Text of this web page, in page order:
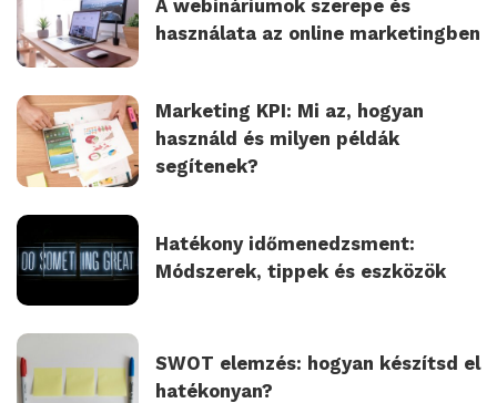
A webináriumok szerepe és
használata az online marketingben
Marketing KPI: Mi az, hogyan
használd és milyen példák
segítenek?
Hatékony időmenedzsment:
Módszerek, tippek és eszközök
SWOT elemzés: hogyan készítsd el
hatékonyan?